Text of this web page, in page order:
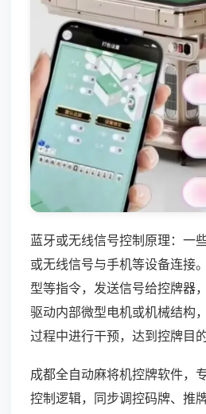
蓝牙或无线信号控制原理：一
或无线信号与手机等设备连接
型等指令，发送信号给控牌器
驱动内部微型电机或机械结构
过程中进行干预，达到控牌目的
成都全自动麻将机控牌软件，
控制逻辑，同步调控码牌、推